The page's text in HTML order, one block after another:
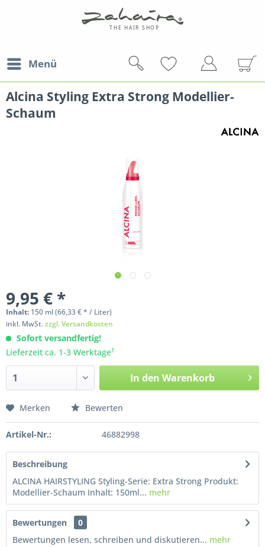
Menü
Alcina Styling Extra Strong Modellier-
Schaum
9,95 € *
Inhalt: 150 ml(66,33 € * / Liter)
inkl. MwSt.zzgl. Versandkosten
Sofort versandfertig!
Lieferzeit ca. 1-3 Werktage†
In den Warenkorb
Merken Bewerten
Artikel-Nr.: 46882998
Beschreibung
ALCINA HAIRSTYLING Styling-Serie: Extra Strong Produkt:
Modellier-Schaum Inhalt: 150ml... mehr
Bewertungen
0
Bewertungen lesen, schreiben und diskutieren... mehr